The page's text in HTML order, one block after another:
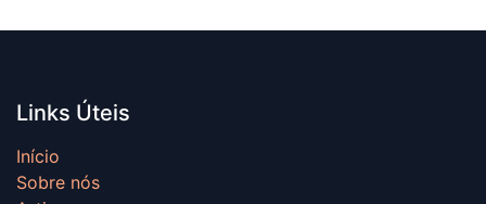
Links Úteis
Início
Sobre nós